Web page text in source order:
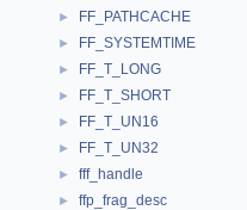
► FF_PATHCACHE
► FF_SYSTEMTIME
► FF_T_LONG
► FF_T_SHORT
► FF_T_UN16
► FF_T_UN32
► fff_handle
► ffp_frag_desc